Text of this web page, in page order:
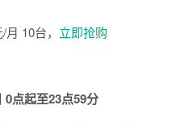
/月 10台， 立即抢购
0点起至23点59分